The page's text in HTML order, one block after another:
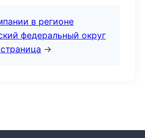
в регионе
федеральный округ
→